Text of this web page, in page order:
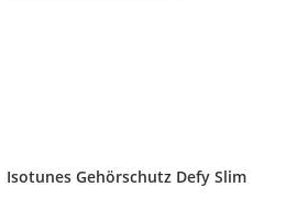
Isotunes Gehörschutz Defy Slim